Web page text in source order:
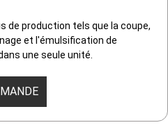
de production tels que la coupe,
et l'émulsification de
une seule unité.